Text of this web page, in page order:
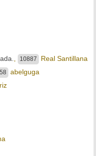
10887
Real Santillana
abelguga